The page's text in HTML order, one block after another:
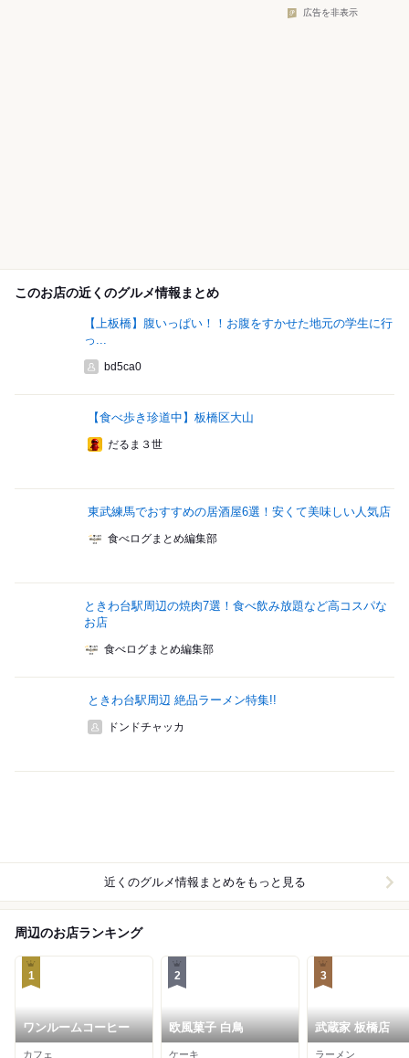
広告を非表示
このお店の近くのグルメ情報まとめ
【上板橋】腹いっぱい！！お腹をすかせた地元の学生に行
っ...
bd5ca0
【食べ歩き珍道中】板橋区大山
だるま３世
東武練馬でおすすめの居酒屋6選！安くて美味しい人気店
食べログまとめ編集部
ときわ台駅周辺の焼肉7選！食べ飲み放題など高コスパな
お店
食べログまとめ編集部
ときわ台駅周辺 絶品ラーメン特集!!
ドンドチャッカ
近くのグルメ情報まとめをもっと見る
周辺のお店ランキング
1
ワンルームコーヒー
カフェ
2
欧風菓子 白鳥
ケーキ
3
武蔵家 板橋店
ラーメン